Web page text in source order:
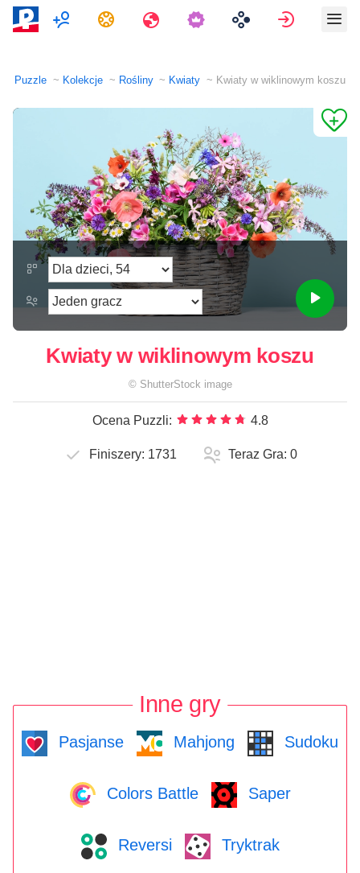
MultiplayerZadania Podróże Zaloguj
Puzzle Kolekcje Rośliny Kwiaty Kwiaty w wiklinowym koszu
Kwiaty w wiklinowym koszu
© ShutterStock image
Ocena Puzzli: 4.8
Finiszery: 1731 Teraz Gra: 0
Inne gry
Pasjanse Mahjong Sudoku
Colors Battle Saper
Reversi Tryktrak